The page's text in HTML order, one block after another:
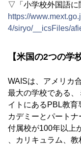
▽「小学校外国語に
https://
4/siryo/__icsFiles/
【米国の2つの学
WAISは、アメリカ
最大の学校である、
イトにあるPBL教育
カデミーとパート
付属校が100年以上
、カリキュラム、